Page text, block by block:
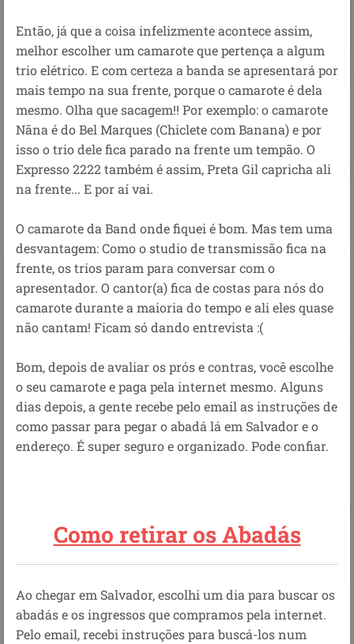
Então, já que a coisa infelizmente acontece assim,
melhor escolher um camarote que pertença a algum
trio elétrico. E com certeza a banda se apresentará por
mais tempo na sua frente, porque o camarote é dela
mesmo. Olha que sacagem!! Por exemplo: o camarote
Nãna é do Bel Marques (Chiclete com Banana) e por
isso o trio dele fica parado na frente um tempão. O
Expresso 2222 também é assim, Preta Gil capricha ali
na frente... E por aí vai.
O camarote da Band onde fiquei é bom. Mas tem uma
desvantagem: Como o studio de transmissão fica na
frente, os trios param para conversar com o
apresentador. O cantor(a) fica de costas para nós do
camarote durante a maioria do tempo e ali eles quase
não cantam! Ficam só dando entrevista :(
Bom, depois de avaliar os prós e contras, você escolhe
o seu camarote e paga pela internet mesmo. Alguns
dias depois, a gente recebe pelo email as instruções de
como passar para pegar o abadá lá em Salvador e o
endereço. É super seguro e organizado. Pode confiar.
Como retirar os Abadás
Ao chegar em Salvador, escolhi um dia para buscar os
abadás e os ingressos que compramos pela internet.
Pelo email, recebi instruções para buscá-los num